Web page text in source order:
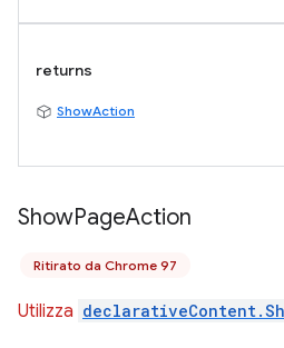
returns
ShowAction
ShowPageAction
Ritirato da Chrome 97
Utilizza